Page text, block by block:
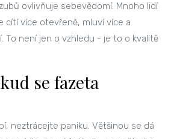
ovlivňuje sebevědomí. Mnoho lidí
cítí více otevřeně, mluví více a
To není jen o vzhledu - je to o kvalitě
se fazeta
neztrácejte paniku. Většinou se dá